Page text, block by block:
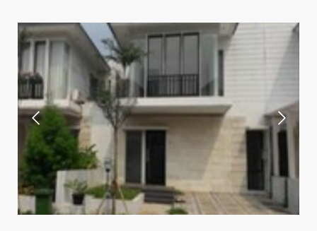
Previous Next